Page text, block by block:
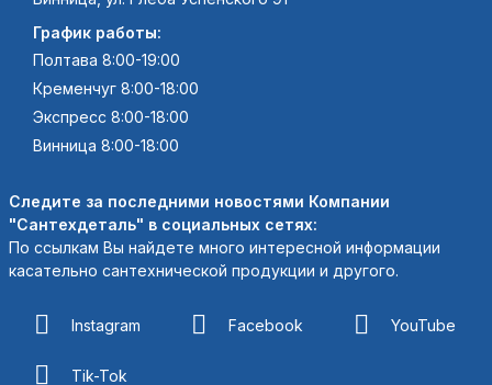
График работы:
Полтава 8:00-19:00
Кременчуг 8:00-18:00
Экспресс 8:00-18:00
Винница 8:00-18:00
Следите за последними новостями Компании
"Сантехдеталь" в социальных сетях:
По ссылкам Вы найдете много интересной информации
касательно сантехнической продукции и другого.
Instagram Facebook YouTube
Tik-Tok